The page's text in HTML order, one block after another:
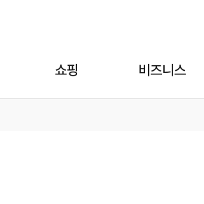
쇼핑 비즈니스